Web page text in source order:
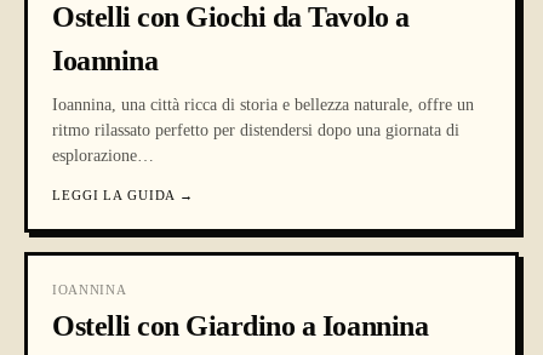
Ostelli con Giochi da Tavolo a
Ioannina
Ioannina, una città ricca di storia e bellezza naturale, offre un
ritmo rilassato perfetto per distendersi dopo una giornata di
esplorazione…
LEGGI LA GUIDA →
IOANNINA
Ostelli con Giardino a Ioannina